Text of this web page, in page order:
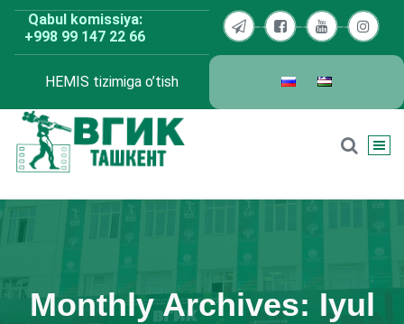
Skip
content
Qabul komissiya:
+998 99 147 22 66
HEMIS tizimiga o’tish
Monthly Archives: Iyul